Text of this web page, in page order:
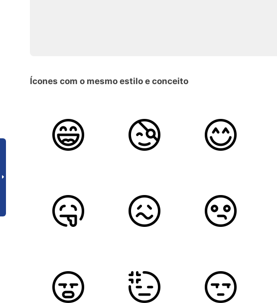
Ícones com o mesmo estilo e conceito